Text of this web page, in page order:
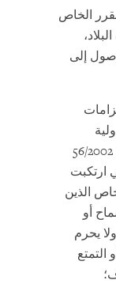
الخاص
إلى
لمناهضة التعذيب، يشرح أن المرسوم 56/2002
ارتكبت
الذين
أو
يحرم
التمتع